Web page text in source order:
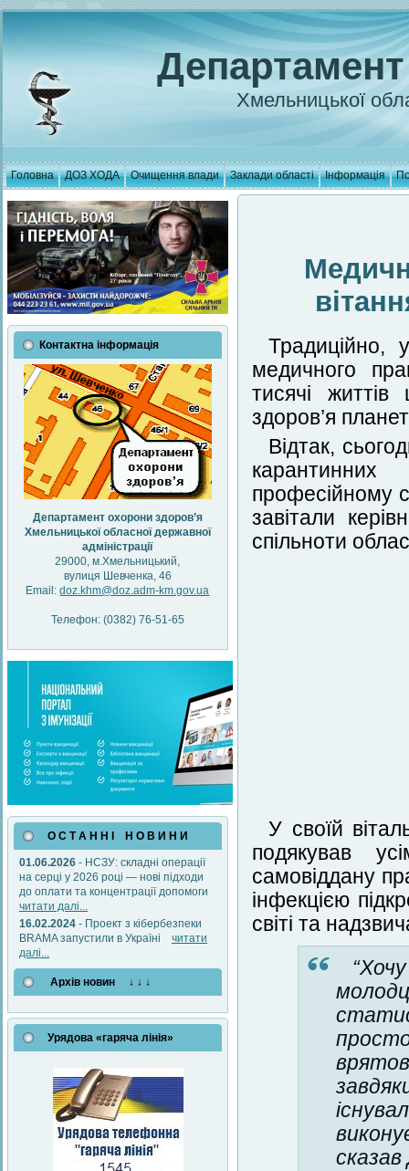
Хмельницької
Головна ДОЗ ХОДА Очищення влади Заклади області Інформація
Контактна інформація
Департамент охорони здоров’я
Хмельницької обласної державної
адміністрації
29000, м.Хмельницький,
вулиця Шевченка, 46
Email:doz.khm@doz.adm-km.gov.ua
Телефон: (0382) 76-51-65
О С Т А Н Н І Н О В И Н И
01.06.2026 - НСЗУ: складні операції
на серці у 2026 році — нові підходи
до оплати та концентрації допомоги
читати далі...
16.02.2024 - Проект з кібербезпеки
BRAMA запустили в Україні читати
далі...
Архів новин ↓ ↓ ↓
Урядова «гаряча лінія»
Традиційно,
медичного
тисячі
здоров’я
Відтак,
карантинних
професійному
завітали
спільноти
У своїй
подякував
самовіддану
інфекцією
світі та